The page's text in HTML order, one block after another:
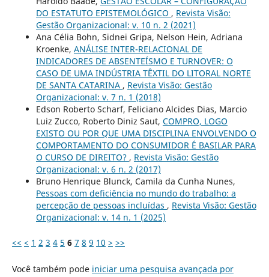
DO ESTATUTO EPISTEMOLÓGICO , Revista Visão:
Gestão Organizacional: v. 10 n. 2 (2021)
Ana Célia Bohn, Sidnei Gripa, Nelson Hein, Adriana
Kroenke, ANÁLISE INTER-RELACIONAL DE
INDICADORES DE ABSENTEÍSMO E TURNOVER: O
CASO DE UMA INDÚSTRIA TÊXTIL DO LITORAL NORTE
DE SANTA CATARINA , Revista Visão: Gestão
Organizacional: v. 7 n. 1 (2018)
Edson Roberto Scharf, Feliciano Alcides Dias, Marcio
Luiz Zucco, Roberto Diniz Saut, COMPRO, LOGO
EXISTO OU POR QUE UMA DISCIPLINA ENVOLVENDO O
COMPORTAMENTO DO CONSUMIDOR É BASILAR PARA
O CURSO DE DIREITO? , Revista Visão: Gestão
Organizacional: v. 6 n. 2 (2017)
Bruno Henrique Blunck, Camila da Cunha Nunes,
Pessoas com deficiência no mundo do trabalho: a
percepção de pessoas incluídas , Revista Visão: Gestão
Organizacional: v. 14 n. 1 (2025)
<< < 1 2 3 4 5 6 7 8 9 10 > >>
Você também pode iniciar uma pesquisa avançada por